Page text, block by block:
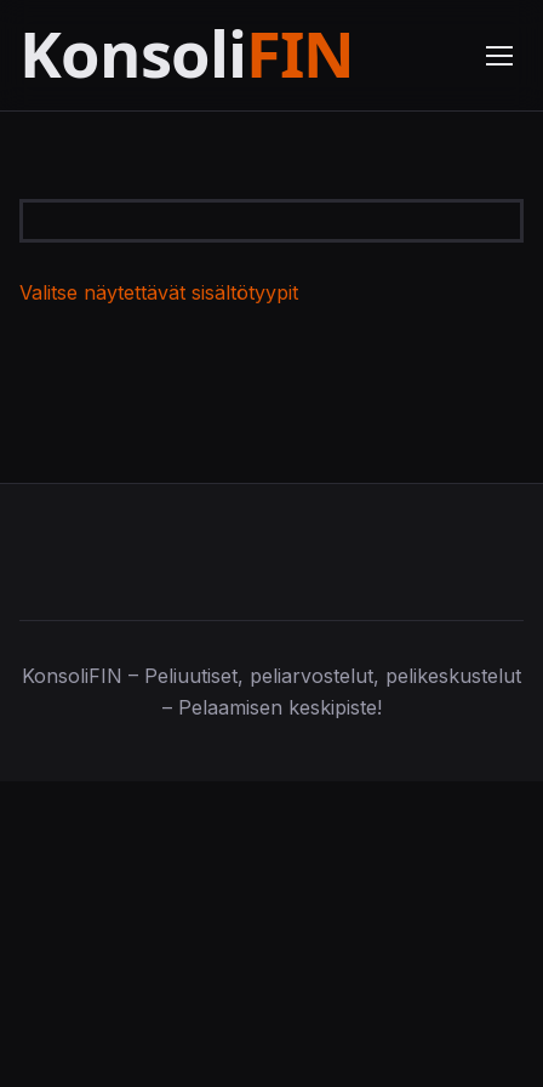
Valitse näytettävät sisältötyypit
KonsoliFIN – Peliuutiset, peliarvostelut, pelikeskustelut
– Pelaamisen keskipiste!